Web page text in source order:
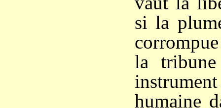
si la
la tribune
humaine